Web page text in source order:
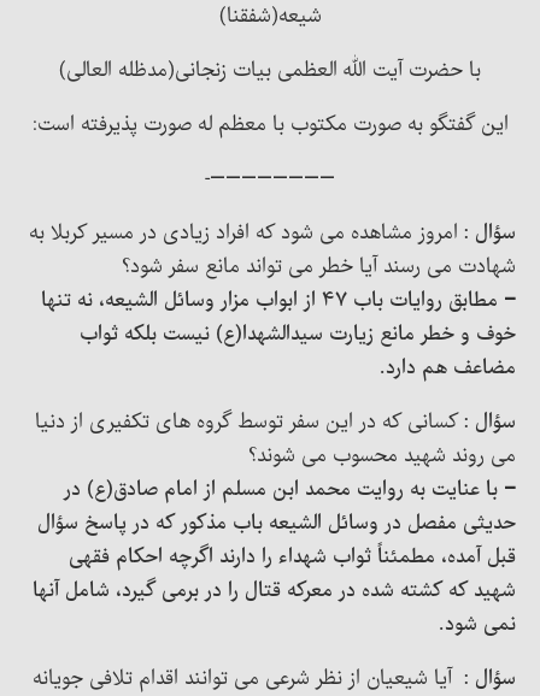
شیعه(شفقنا)
با حضرت آیت الله العظمی بیات زنجانی(مدظله العالی)
این گفتگو به صورت مکتوب با معظم له صورت پذیرفته است:
————————-
سؤال : امروز مشاهده می شود که افراد زیادی در مسیر کربلا به
شهادت می رسند آیا خطر می تواند مانع سفر شود؟
– مطابق روایات باب ۴۷ از ابواب مزار وسائل الشیعه، نه تنها
خوف و خطر مانع زیارت سیدالشهدا(ع) نیست بلکه ثواب
مضاعف هم دارد.
سؤال :کسانی که در این سفر توسط گروه های تکفیری از دنیا
می روند شهید محسوب می شوند؟
– با عنایت به روایت محمد ابن مسلم از امام صادق(ع) در
حدیثی مفصل در وسائل الشیعه باب مذکور که در پاسخ سؤال
قبل آمده، مطمئناً ثواب شهداء را دارند اگرچه احکام فقهی
شهید که کشته شده در معرکه قتال را در برمی گیرد، شامل آنها
نمی شود.
سؤال : آیا شیعیان از نظر شرعی می توانند اقدام تلافی جویانه